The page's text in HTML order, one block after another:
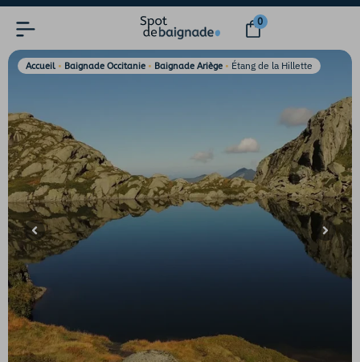
0
Accueil • Baignade Occitanie • Baignade Ariège • Étang de la Hillette